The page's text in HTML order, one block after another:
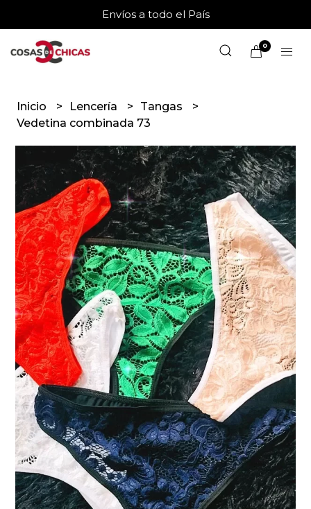
Envíos a todo el País
0
Inicio Lencería
Tangas
Vedetina combinada 73